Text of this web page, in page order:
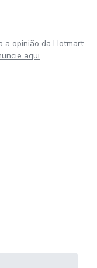
a opinião da Hotmart.
aqui